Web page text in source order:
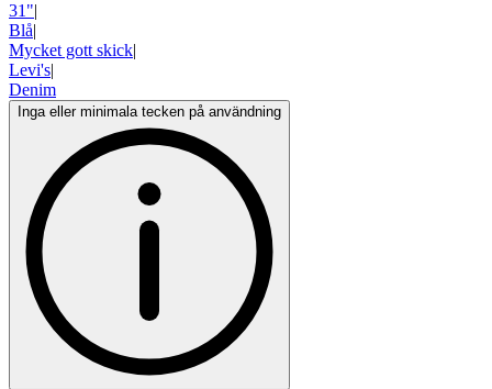
31"|
Blå|
Mycket gott skick|
Levi's|
Denim
Inga eller minimala tecken på användning